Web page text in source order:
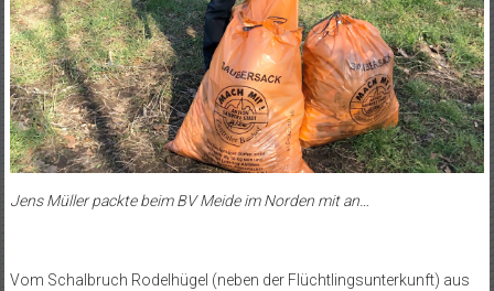
Jens Müller packte beim BV Meide im Norden mit an…
Vom Schalbruch Rodelhügel (neben der Flüchtlingsunterkunft) aus